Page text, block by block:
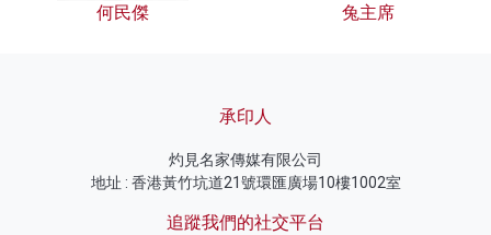
何民傑 兔主席
承印人
灼見名家傳媒有限公司
地址 : 香港黃竹坑道21號環匯廣場10樓1002室
追蹤我們的社交平台